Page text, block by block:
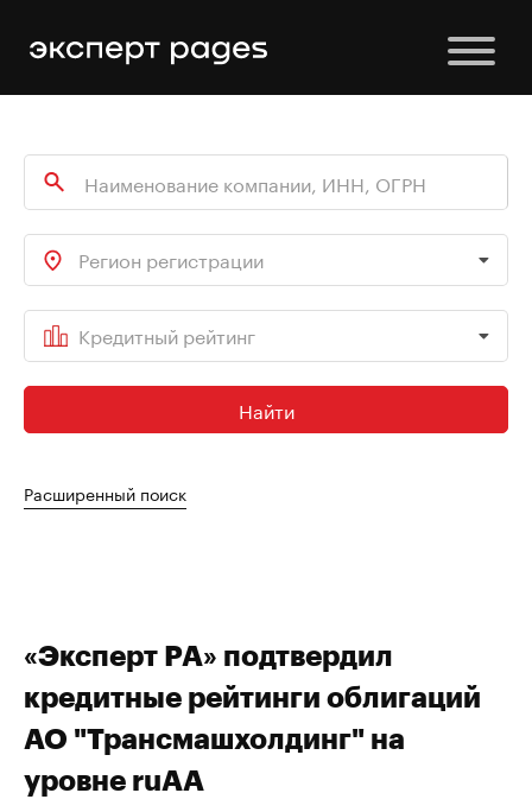
Регион регистрации
Кредитный рейтинг
Найти
Расширенный поиск
«Эксперт РА» подтвердил
кредитные рейтинги облигаций
АО "Трансмашхолдинг" на
уровне ruAA